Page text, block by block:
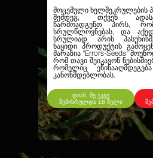
მოცემული ხელშეკრულების
შემდეგ, თქვენ
წარმოადგენთ პირს,
სრულწლოვნებას, და
სრულიად არის
ნაყიდი პროდუქტის
მარაზია "Errors-Seeds"
რომ თავი შეიკავონ
რომელიც
კანონმდებლობას.
დიახ, მე უკვე
შემისრულდა 18 წელი